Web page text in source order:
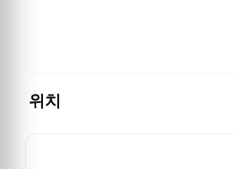
위치